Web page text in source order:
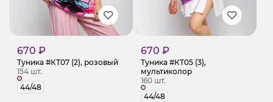
670 ₽
Туника #КТ07 (2), розовый
154 шт.
44/48
670 ₽
Туника #КТ05 (3),
мультиколор
160 шт.
44/48